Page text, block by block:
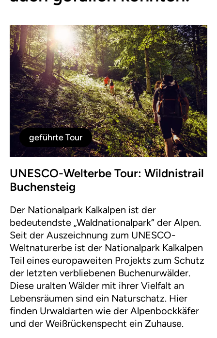
geführte Tour
UNESCO-Welterbe Tour: Wildnistrail
Buchensteig
Der Nationalpark Kalkalpen ist der
bedeutendste „Waldnationalpark“ der Alpen.
Seit der Auszeichnung zum UNESCO-
Weltnaturerbe ist der Nationalpark Kalkalpen
Teil eines europaweiten Projekts zum Schutz
der letzten verbliebenen Buchenurwälder.
Diese uralten Wälder mit ihrer Vielfalt an
Lebensräumen sind ein Naturschatz. Hier
finden Urwaldarten wie der Alpenbockkäfer
und der Weißrückenspecht ein Zuhause.